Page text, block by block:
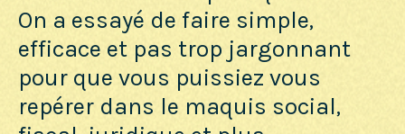
On a essayé de faire simple,
efficace et pas trop jargonnant
pour que vous puissiez vous
repérer dans le maquis social,